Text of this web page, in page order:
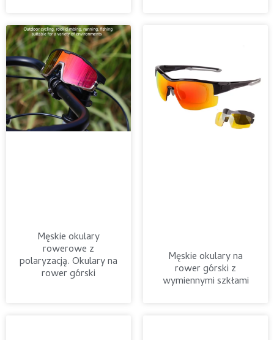
Męskie okulary
rowerowe z
polaryzacją. Okulary na
rower górski
Męskie okulary na
rower górski z
wymiennymi szkłami